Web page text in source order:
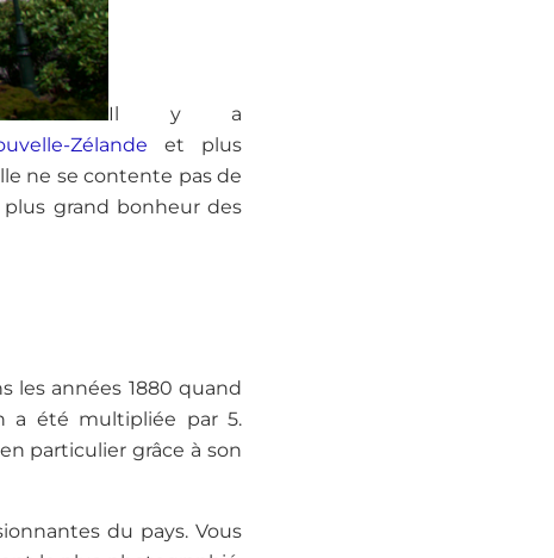
Il y a
Zélande et plus
ne se contente pas de
grand bonheur des
les années 1880 quand
a été multipliée par 5.
particulier grâce à son
du pays. Vous